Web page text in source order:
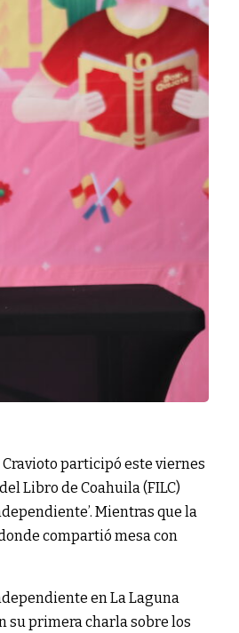
participó este viernes
Libro de Coahuila (FILC)
Mientras que la
compartió mesa con
en La Laguna
su primera charla sobre los